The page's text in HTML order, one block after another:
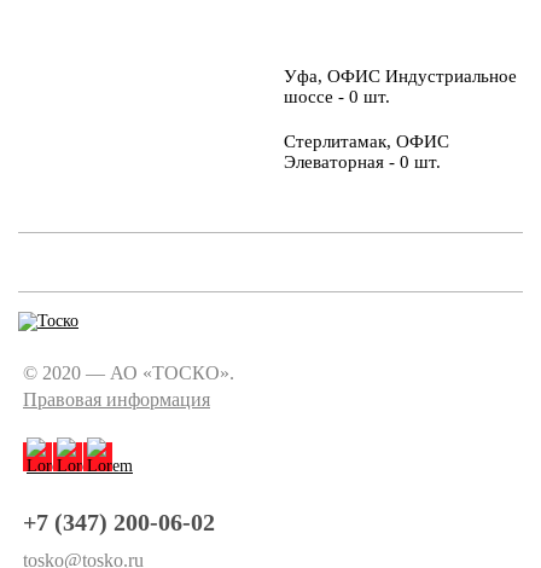
Уфа, ОФИС Индустриальное
шоссе - 0 шт.
Стерлитамак, ОФИС
Элеваторная - 0 шт.
© 2020 — АО «ТОСКО».
Правовая информация
+7 (347) 200-06-02
tosko@tosko.ru